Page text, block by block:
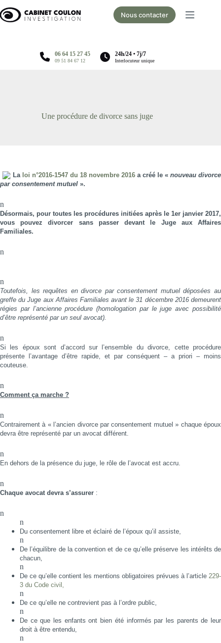
au
contenu
Nous contacter
06 64 15 27 45
09 51 84 67 12
24h/24 • 7j/7
Interlocuteur unique
Une procédure de divorce sans juge
La loi n°2016-1547 du 18 novembre 2016 a créé le « nouveau divorce
par consentement mutuel ».
n
Désormais, pour toutes les procédures initiées après le 1er janvier 2017,
vous pouvez divorcer sans passer devant le Juge aux Affaires
Familiales.
n
n
Toutefois, les requêtes en divorce par consentement mutuel déposées au
greffe du Juge aux Affaires Familiales avant le 31 décembre 2016 demeurent
régies par l’ancienne procédure (homologation par le juge avec possibilité
d’être représenté par un seul avocat).
n
Si les époux sont d’accord sur l’ensemble du divorce, cette procédure
présente l’avantage d’être rapide, et par conséquent – a priori – moins
couteuse.
n
Comment ça marche ?
n
Contrairement à « l’ancien divorce par consentement mutuel » chaque époux
devra être représenté par un avocat différent.
n
En dehors de la présence du juge, le rôle de l’avocat est accru.
n
Chaque avocat devra s’assurer :
n
n
Du consentement libre et éclairé de l’époux qu’il assiste,
n
De l’équilibre de la convention et de ce qu’elle préserve les intérêts de
chacun,
n
De ce qu’elle contient les mentions obligatoires prévues à l’article 229-
3 du Code civil,
n
De ce qu’elle ne contrevient pas à l’ordre public,
n
De ce que les enfants ont bien été informés par les parents de leur
droit à être entendu,
n